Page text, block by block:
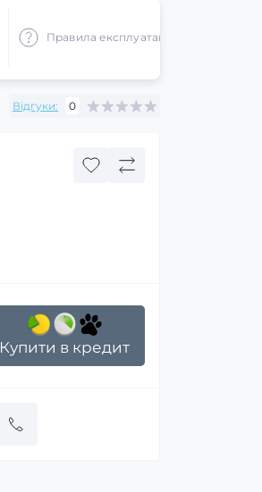
Правила експлуатації
Відгуки: 0
Купити в кредит